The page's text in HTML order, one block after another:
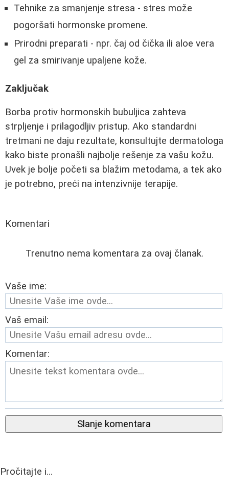
Tehnike za smanjenje stresa - stres može
pogoršati hormonske promene.
Prirodni preparati - npr. čaj od čička ili aloe vera
gel za smirivanje upaljene kože.
Zaključak
Borba protiv hormonskih bubuljica zahteva
strpljenje i prilagodljiv pristup. Ako standardni
tretmani ne daju rezultate, konsultujte dermatologa
kako biste pronašli najbolje rešenje za vašu kožu.
Uvek je bolje početi sa blažim metodama, a tek ako
je potrebno, preći na intenzivnije terapije.
Komentari
Trenutno nema komentara za ovaj članak.
Vaše ime:
Vaš email:
Komentar:
Slanje komentara
Pročitajte i...